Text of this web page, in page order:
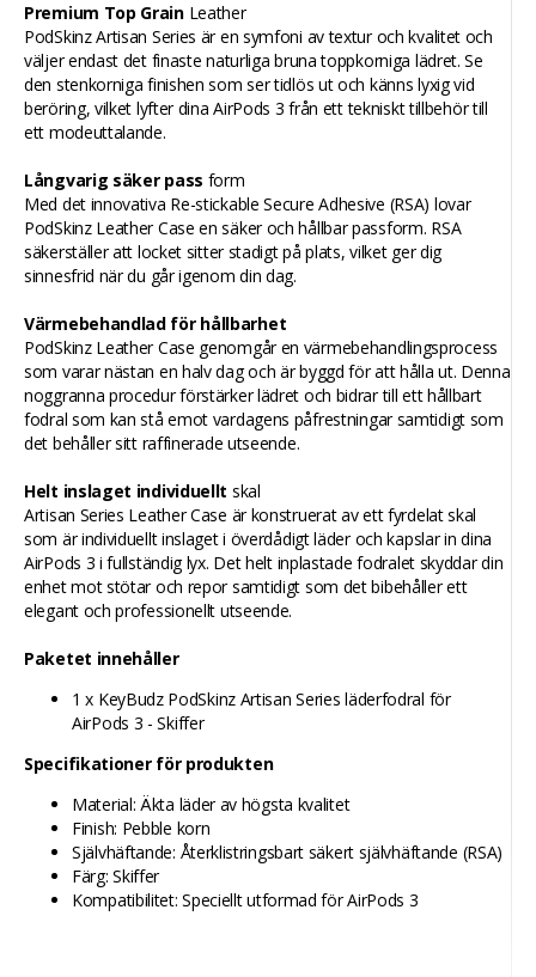
Premium Top GrainLeather
PodSkinz Artisan Series är en symfoni av textur och kvalitet och
väljer endast det finaste naturliga bruna toppkorniga lädret. Se
den stenkorniga finishen som ser tidlös ut och känns lyxig vid
beröring, vilket lyfter dina AirPods 3 från ett tekniskt tillbehör till
ett modeuttalande.
Långvarig säker pass form
Med det innovativa Re-stickable Secure Adhesive (RSA) lovar
PodSkinz Leather Case en säker och hållbar passform. RSA
säkerställer att locket sitter stadigt på plats, vilket ger dig
sinnesfrid när du går igenom din dag.
Värmebehandlad för hållbarhet
PodSkinz Leather Case genomgår en värmebehandlingsprocess
som varar nästan en halv dag och är byggd för att hålla ut. Denna
noggranna procedur förstärker lädret och bidrar till ett hållbart
fodral som kan stå emot vardagens påfrestningar samtidigt som
det behåller sitt raffinerade utseende.
Helt inslaget individuellt skal
Artisan Series Leather Case är konstruerat av ett fyrdelat skal
som är individuellt inslaget i överdådigt läder och kapslar in dina
AirPods 3 i fullständig lyx. Det helt inplastade fodralet skyddar din
enhet mot stötar och repor samtidigt som det bibehåller ett
elegant och professionellt utseende.
Paketet innehåller
1 x KeyBudz PodSkinz Artisan Series läderfodral för
AirPods 3 - Skiffer
Specifikationer för produkten
Material: Äkta läder av högsta kvalitet
Finish: Pebble korn
Självhäftande: Återklistringsbart säkert självhäftande (RSA)
Färg: Skiffer
Kompatibilitet: Speciellt utformad för AirPods 3